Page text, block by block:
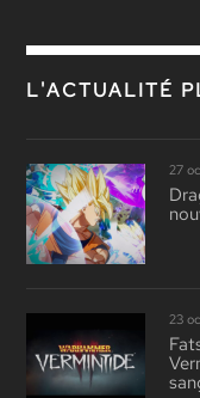
L'ACTUALITÉ
27
23